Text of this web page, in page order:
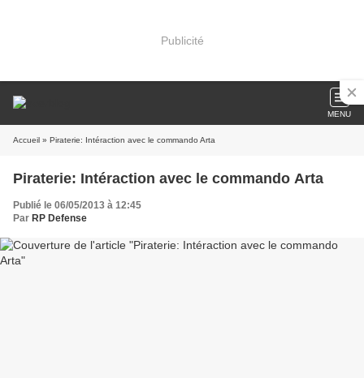
Publicité
MENU
Accueil » Piraterie: Intéraction avec le commando Arta
Piraterie: Intéraction avec le commando Arta
Publié le 06/05/2013 à 12:45
Par RP Defense